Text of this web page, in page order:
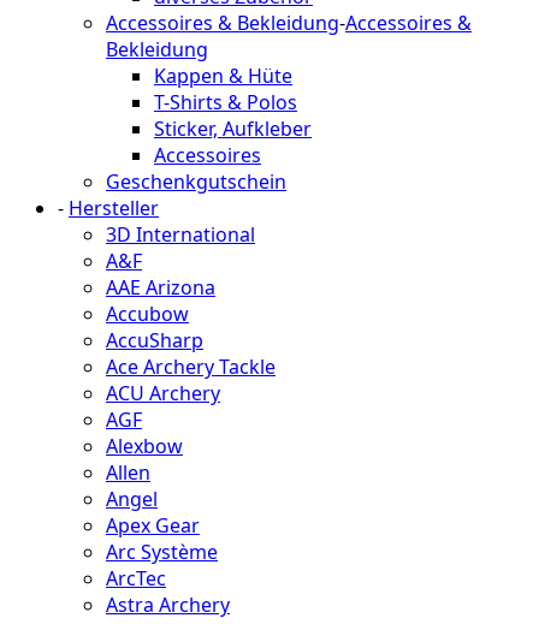
Accessoires & Bekleidung-Accessoires &
Bekleidung
Kappen & Hüte
T-Shirts & Polos
Sticker, Aufkleber
Accessoires
Geschenkgutschein
- Hersteller
3D International
A&F
AAE Arizona
Accubow
AccuSharp
Ace Archery Tackle
ACU Archery
AGF
Alexbow
Allen
Angel
Apex Gear
Arc Système
ArcTec
Astra Archery